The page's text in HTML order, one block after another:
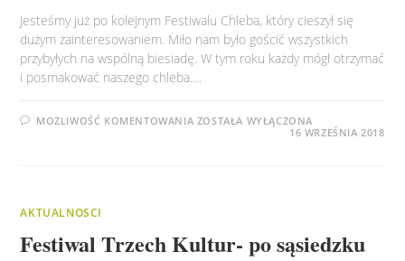
Jesteśmy już po kolejnym Festiwalu Chleba, który cieszył się
dużym zainteresowaniem. Miło nam było gościć wszystkich
przybyłych na wspólną biesiadę. W tym roku każdy mógł otrzymać
i posmakować naszego chleba.…
MOŻLIWOŚĆ KOMENTOWANIA X
ZOSTAŁA WYŁĄCZONA
16 WRZEŚNIA 2018
AKTUALNOSCI
Festiwal Trzech Kultur- po sąsiedzku